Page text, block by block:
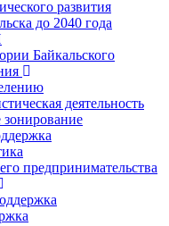
развития
до 2040 года
Байкальского
деятельность
зонирование
предпринимательства